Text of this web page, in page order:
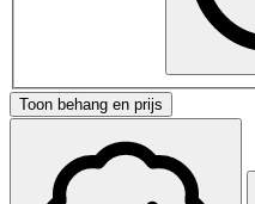
Toon behang en prijs